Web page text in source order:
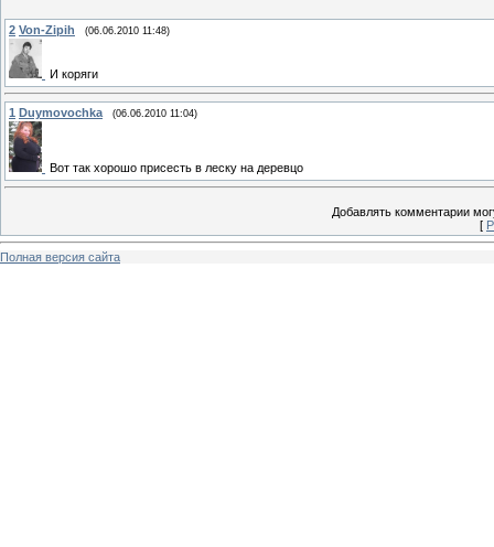
2 Von-Zipih (06.06.2010 11:48)
И коряги
1 Duymovochka (06.06.2010 11:04)
Вот так хорошо присесть в леску на деревцо
Добавлять комментарии
[
Полная версия сайта